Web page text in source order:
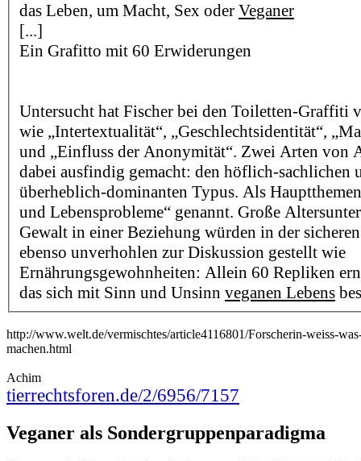
das Leben, um Macht, Sex oder Veganer
[...]
Ein Grafitto mit 60 Erwiderungen
Untersucht hat Fischer bei den Toiletten-Graffiti
wie „Intertextualität“, „Geschlechtsidentität“,
und „Einfluss der Anonymität“. Zwei Arten von
dabei ausfindig gemacht: den höflich-sachlichen
überheblich-dominanten Typus. Als
und Lebensprobleme“ genannt. Große
Gewalt in einer Beziehung würden in der
ebenso unverhohlen zur Diskussion gestellt wie
Ernährungsgewohnheiten: Allein 60 Repliken
das sich mit Sinn und Unsinn veganen Lebens
http://www.welt.de/vermischtes/article4116801/Forscherin-weiss-
machen.html
Achim
tierrechtsforen.de/2/6956/7157
Veganer als Sondergruppenparadigma